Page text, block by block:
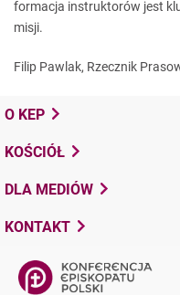
formacja instruktorów jest
misji.
Filip Pawlak, Rzecznik
O KEP
KOŚCIÓŁ
DLA MEDIÓW
KONTAKT